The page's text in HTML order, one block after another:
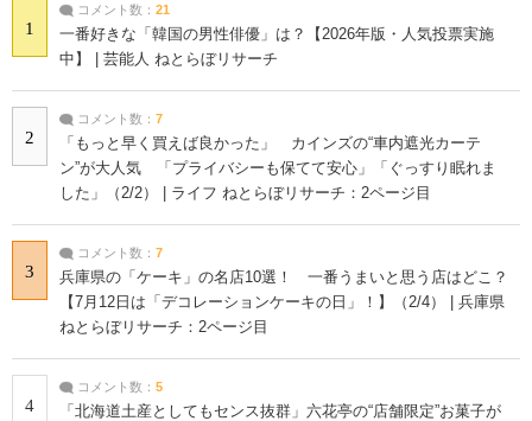
1
コメント数： 21
一番好きな「韓国の男性俳優」は？【2026年版・人気投票実施
中】 | 芸能人 ねとらぼリサーチ
2
コメント数： 7
「もっと早く買えば良かった」 カインズの“車内遮光カーテ
ン”が大人気 「プライバシーも保てて安心」「ぐっすり眠れま
した」（2/2） | ライフ ねとらぼリサーチ：2ページ目
3
コメント数： 7
兵庫県の「ケーキ」の名店10選！ 一番うまいと思う店はどこ？
【7月12日は「デコレーションケーキの日」！】（2/4） | 兵庫県
ねとらぼリサーチ：2ページ目
4
コメント数： 5
「北海道土産としてもセンス抜群」六花亭の“店舗限定”お菓子が